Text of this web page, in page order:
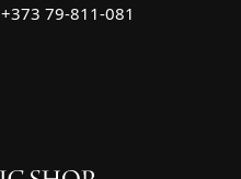
+373 79-811-081